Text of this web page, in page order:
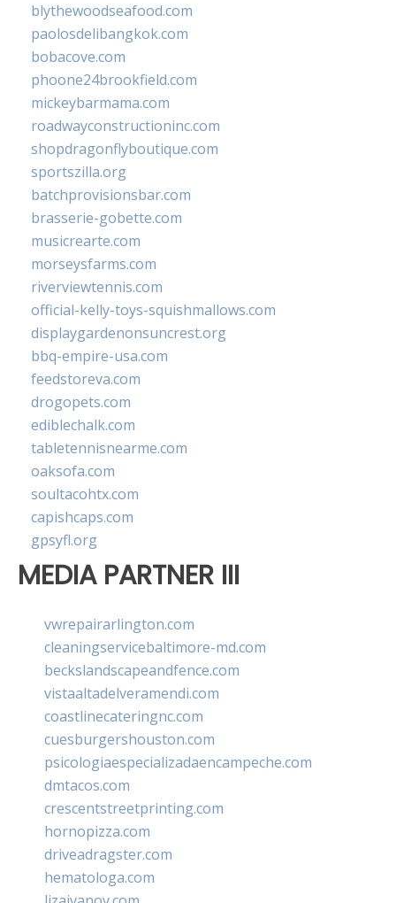
blythewoodseafood.com
paolosdelibangkok.com
bobacove.com
phoone24brookfield.com
mickeybarmama.com
roadwayconstructioninc.com
shopdragonflyboutique.com
sportszilla.org
batchprovisionsbar.com
brasserie-gobette.com
musicrearte.com
morseysfarms.com
riverviewtennis.com
official-kelly-toys-squishmallows.com
displaygardenonsuncrest.org
bbq-empire-usa.com
feedstoreva.com
drogopets.com
ediblechalk.com
tabletennisnearme.com
oaksofa.com
soultacohtx.com
capishcaps.com
gpsyfl.org
MEDIA PARTNER III
vwrepairarlington.com
cleaningservicebaltimore-md.com
beckslandscapeandfence.com
vistaaltadelveramendi.com
coastlinecateringnc.com
cuesburgershouston.com
psicologiaespecializadaencampeche.com
dmtacos.com
crescentstreetprinting.com
hornopizza.com
driveadragster.com
hematologa.com